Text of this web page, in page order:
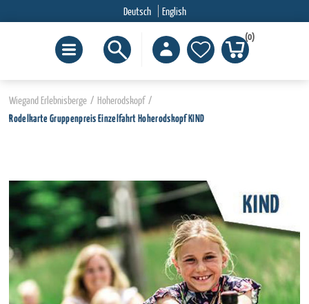
Deutsch English
(0)
Wiegand Erlebnisberge / Hoherodskopf /
Rodelkarte Gruppenpreis Einzelfahrt Hoherodskopf KIND